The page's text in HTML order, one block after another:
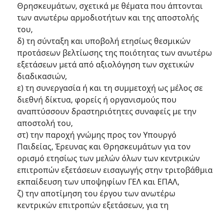
Θρησκευμάτων, σχετικά με θέματα που άπτονται
των ανωτέρω αρμοδιοτήτων και της αποστολής
του,
δ) τη σύνταξη και υποβολή ετησίως θεσμικών
προτάσεων βελτίωσης της ποιότητας των ανωτέρω
εξετάσεων μετά από αξιολόγηση των σχετικών
διαδικασιών,
ε) τη συνεργασία ή και τη συμμετοχή ως μέλος σε
διεθνή δίκτυα, φορείς ή οργανισμούς που
αναπτύσσουν δραστηριότητες συναφείς με την
αποστολή του,
στ) την παροχή γνώμης προς τον Υπουργό
Παιδείας, Έρευνας και Θρησκευμάτων για τον
ορισμό ετησίως των μελών όλων των κεντρικών
επιτροπών εξετάσεων εισαγωγής στην τριτοβάθμια
εκπαίδευση των υποψηφίων ΓΕΛ και ΕΠΑΛ,
ζ) την αποτίμηση του έργου των ανωτέρω
κεντρικών επιτροπών εξετάσεων, για τη